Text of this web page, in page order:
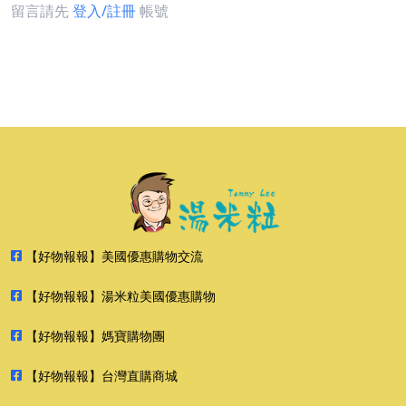
留言請先登入/註冊帳號
【好物報報】美國優惠購物交流
【好物報報】湯米粒美國優惠購物
【好物報報】媽寶購物團
【好物報報】台灣直購商城